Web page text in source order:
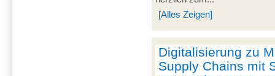
[Alles Zeigen]
Digitalisierung zu
Supply Chains mit